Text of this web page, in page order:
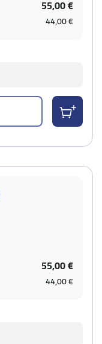
55,00 €
44,00 €
55,00 €
44,00 €